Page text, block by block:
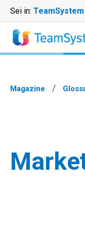
Sei in:
Magazine